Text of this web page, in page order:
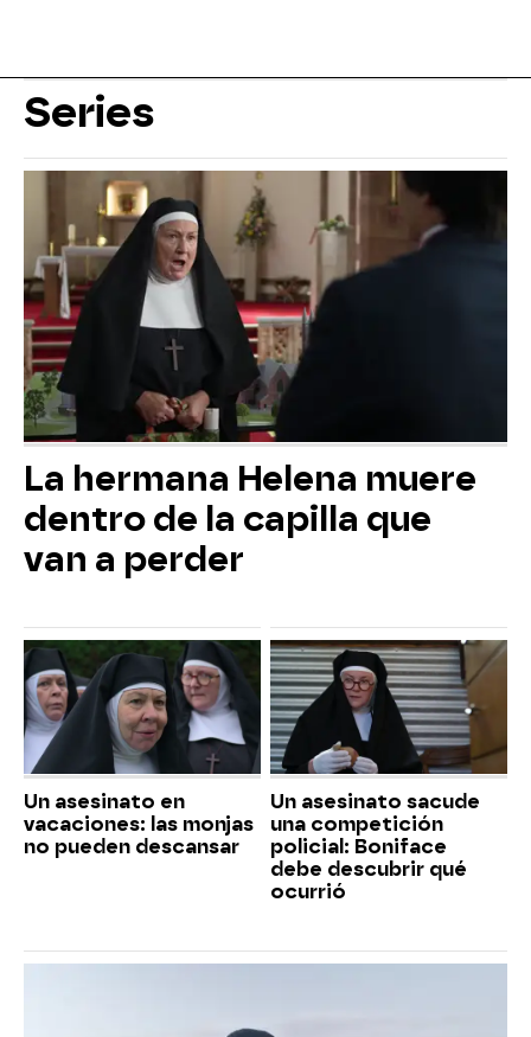
Series
La hermana Helena muere
dentro de la capilla que
van a perder
Un asesinato en
vacaciones: las monjas
no pueden descansar
Un asesinato sacude
una competición
policial: Boniface
debe descubrir qué
ocurrió